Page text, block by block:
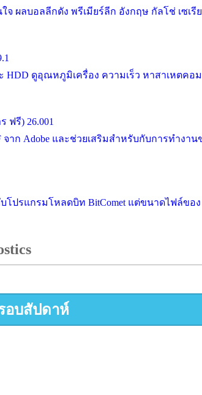
ผลบอลลีกดัง พรีเมียร์ลีก อังกฤษ กัลโช่ เซเรี
ดูอุณหภูมิเครื่อง ความเร็ว หาสาเหตคอม
ฟรี) 26.001
จาก Adobe และช่วยเสริมสำหรับกับการทำงา
ปรแกรมโหลดบิท BitComet แต่ขนาดไฟล์ขอ
อบสัปดาห์